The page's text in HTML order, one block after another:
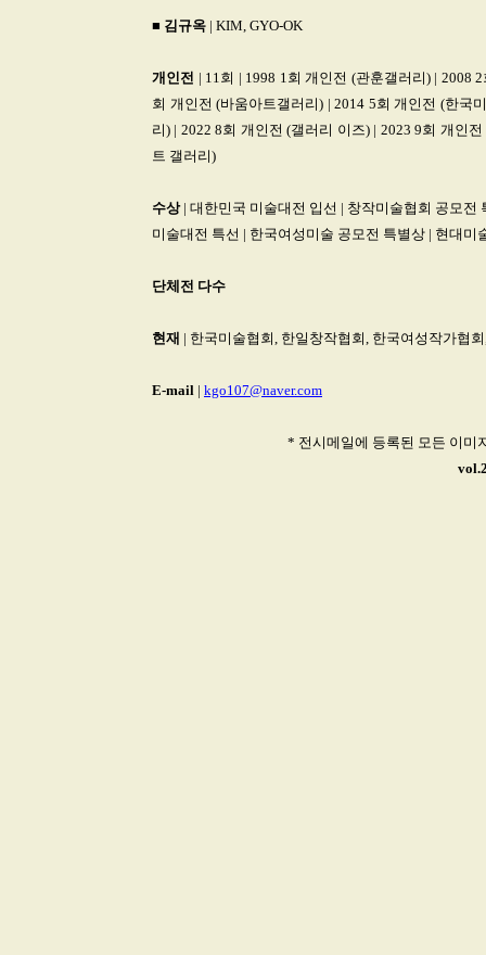
■ 김규옥 | KIM, GYO-OK
개인전 | 11회 | 1998 1회 개인전 (관훈갤러리) | 2008
회 개인전 (바움아트갤러리) | 2014 5회 개인전 (한국
리) | 2022 8회 개인전 (갤러리 이즈) | 2023 9회 개인
트 갤러리)
수상| 대한민국 미술대전 입선 | 창작미술협회 공모전
미술대전 특선 | 한국여성미술 공모전 특별상 | 현대미
단체전 다수
현재 | 한국미술협회, 한일창작협회, 한국여성작가협
E-mail | kgo107@naver.com
* 전시메일에 등록된 모든 이미